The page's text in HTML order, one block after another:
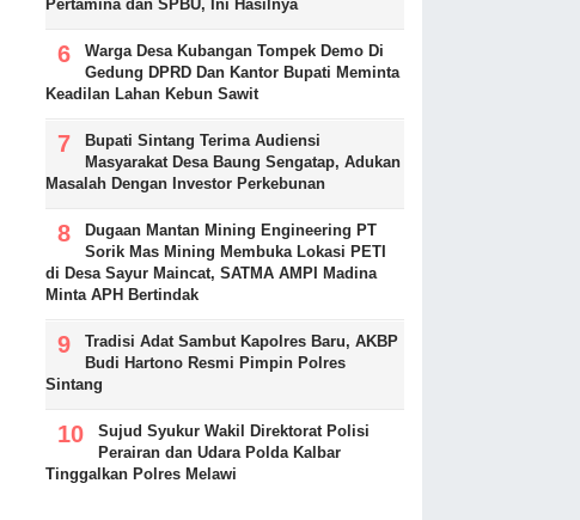
Pertamina dan SPBU, Ini Hasilnya
Warga Desa Kubangan Tompek Demo Di
Gedung DPRD Dan Kantor Bupati Meminta
Keadilan Lahan Kebun Sawit
Bupati Sintang Terima Audiensi
Masyarakat Desa Baung Sengatap, Adukan
Masalah Dengan Investor Perkebunan
Dugaan Mantan Mining Engineering PT
Sorik Mas Mining Membuka Lokasi PETI
di Desa Sayur Maincat, SATMA AMPI Madina
Minta APH Bertindak
Tradisi Adat Sambut Kapolres Baru, AKBP
Budi Hartono Resmi Pimpin Polres
Sintang
Sujud Syukur Wakil Direktorat Polisi
Perairan dan Udara Polda Kalbar
Tinggalkan Polres Melawi